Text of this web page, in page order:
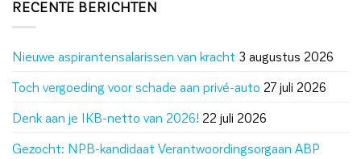
RECENTE BERICHTEN
Nieuwe aspirantensalarissen van kracht 3 augustus 2026
Toch vergoeding voor schade aan privé-auto 27 juli 2026
Denk aan je IKB-netto van 2026! 22 juli 2026
Gezocht: NPB-kandidaat Verantwoordingsorgaan ABP